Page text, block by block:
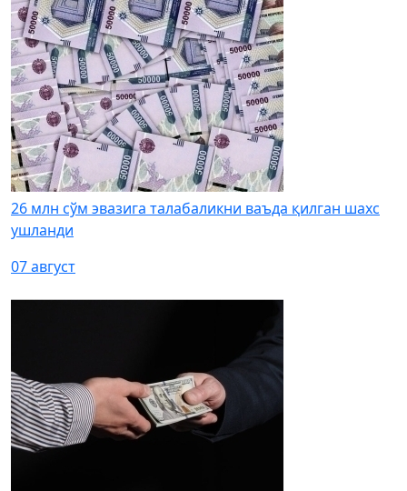
26 млн сўм эвазига талабаликни ваъда қилган шахс
ушланди
07 август